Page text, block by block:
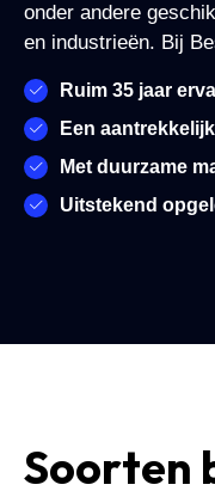
onder andere
en industrieën. Bij
Ruim 35 jaar
Een
Met duurzame
Uitstekend
Soorten